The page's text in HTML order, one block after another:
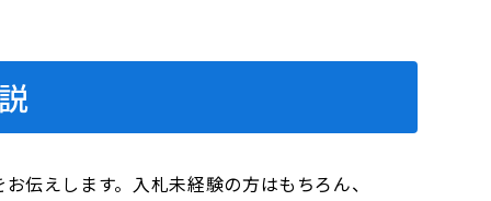
伝えします。入札未経験の方はもちろん、